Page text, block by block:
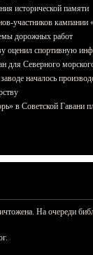
исторической памяти
участников кампании
дорожных работ
оценил спортивную
для Северного
началось
в Советской Гавани
На очереди